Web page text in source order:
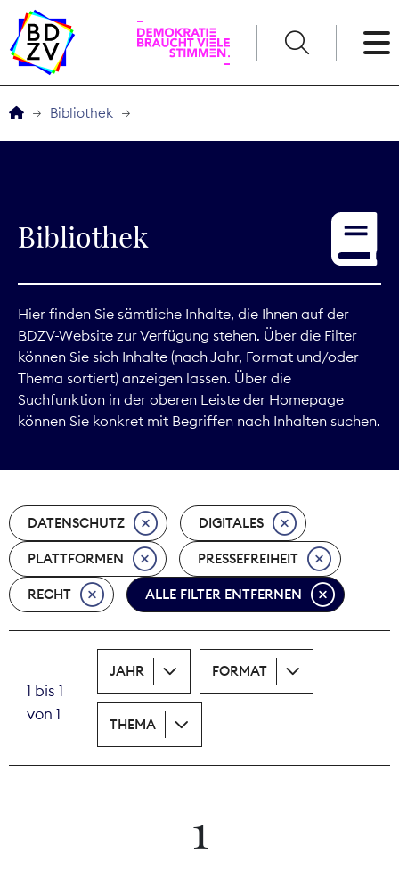
Service
Digitales
Kommunikation
Marktdaten
Nachhaltigkeit
Nachwuchs
Nova Award
Print
Recht
Theodor-Wolff-Preis
Bibliothek
Bibliothek
Hier finden Sie sämtliche Inhalte, die Ihnen auf der
BDZV-Website zur Verfügung stehen. Über die Filter
können Sie sich Inhalte (nach Jahr, Format und/oder
Thema sortiert) anzeigen lassen. Über die
Suchfunktion in der oberen Leiste der Homepage
können Sie konkret mit Begriffen nach Inhalten suchen.
DATENSCHUTZ DIGITALES
PLATTFORMEN PRESSEFREIHEIT
RECHT ALLE FILTER ENTFERNEN
1 bis 1
von 1
JAHR FORMAT
THEMA
1